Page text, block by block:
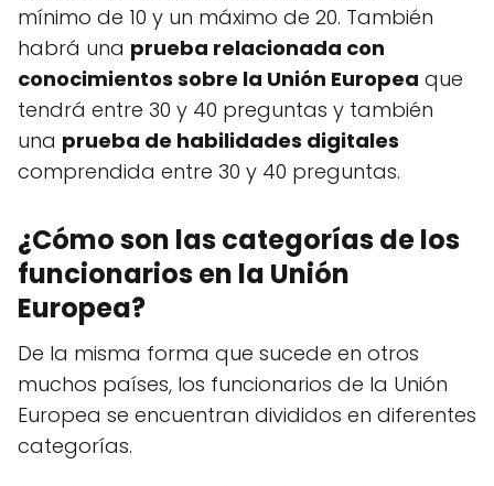
mínimo de 10 y un máximo de 20. También
habrá una prueba relacionada con
conocimientos sobre la Unión Europea que
tendrá entre 30 y 40 preguntas y también
una prueba de habilidades digitales
comprendida entre 30 y 40 preguntas.
¿Cómo son las categorías de los
funcionarios en la Unión
Europea?
De la misma forma que sucede en otros
muchos países, los funcionarios de la Unión
Europea se encuentran divididos en diferentes
categorías.